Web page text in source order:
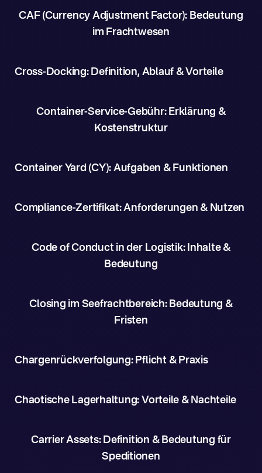
CAF (Currency Adjustment Factor): Bedeutung
im Frachtwesen
Cross-Docking: Definition, Ablauf & Vorteile
Container-Service-Gebühr: Erklärung &
Kostenstruktur
Container Yard (CY): Aufgaben & Funktionen
Compliance-Zertifikat: Anforderungen & Nutzen
Code of Conduct in der Logistik: Inhalte &
Bedeutung
Closing im Seefrachtbereich: Bedeutung &
Fristen
Chargenrückverfolgung: Pflicht & Praxis
Chaotische Lagerhaltung: Vorteile & Nachteile
Carrier Assets: Definition & Bedeutung für
Speditionen